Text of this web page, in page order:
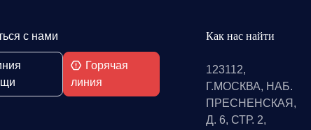
с нами
Горячая
линия
Как нас найти
123112,
Г.МОСКВА, НАБ.
ПРЕСНЕНСКАЯ,
Д. 6, СТР. 2,